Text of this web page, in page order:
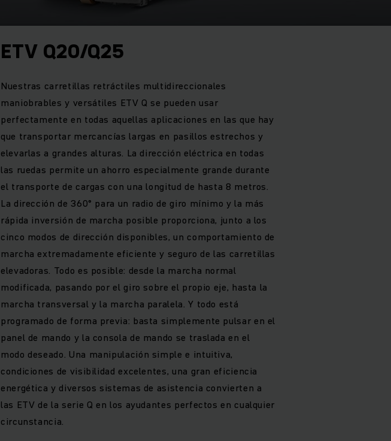
ETV Q20/Q25
Nuestras carretillas retráctiles multidireccionales
maniobrables y versátiles ETV Q se pueden usar
perfectamente en todas aquellas aplicaciones en las que hay
que transportar mercancías largas en pasillos estrechos y
elevarlas a grandes alturas. La dirección eléctrica en todas
las ruedas permite un ahorro especialmente grande durante
el transporte de cargas con una longitud de hasta 8 metros.
La dirección de 360° para un radio de giro mínimo y la más
rápida inversión de marcha posible proporciona, junto a los
cinco modos de dirección disponibles, un comportamiento de
marcha extremadamente eficiente y seguro de las carretillas
elevadoras. Todo es posible: desde la marcha normal
modificada, pasando por el giro sobre el propio eje, hasta la
marcha transversal y la marcha paralela. Y todo está
programado de forma previa: basta simplemente pulsar en el
panel de mando y la consola de mando se traslada en el
modo deseado. Una manipulación simple e intuitiva,
condiciones de visibilidad excelentes, una gran eficiencia
energética y diversos sistemas de asistencia convierten a
las ETV de la serie Q en los ayudantes perfectos en cualquier
circunstancia.